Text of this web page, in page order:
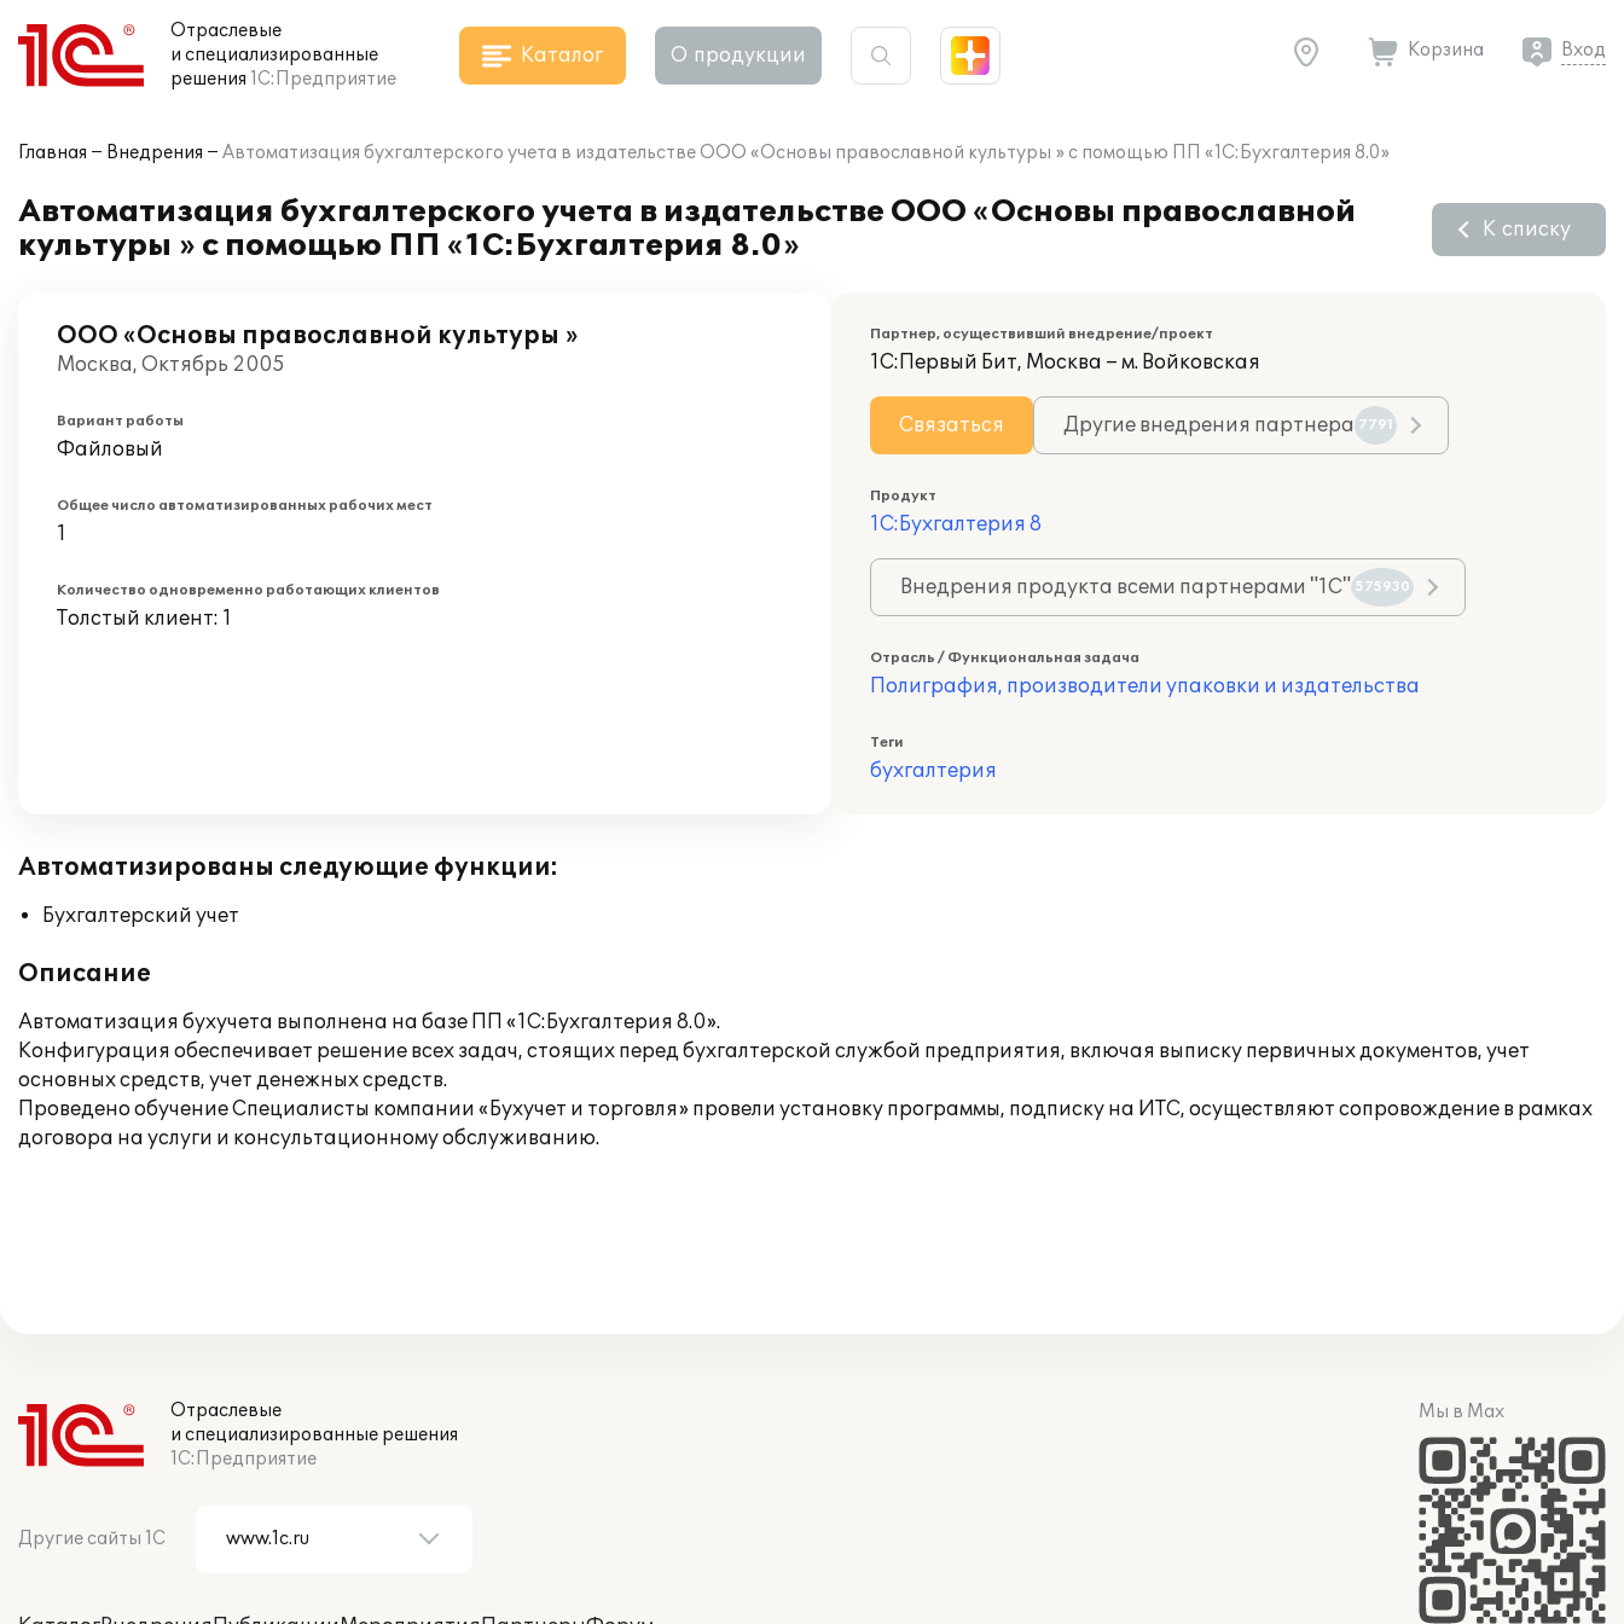
Отраслевые
и специализированные
решения 1С:Предприятие
Каталог О продукции Корзина Вход
Главная Внедрения Автоматизация бухгалтерского учета в издательстве ООО «Основы православной культуры » с помощью ПП «1С:Бухгалтерия 8.0»
Автоматизация бухгалтерского учета в издательстве ООО «Основы православной
культуры » с помощью ПП «1С:Бухгалтерия 8.0»
К списку
ООО «Основы православной культуры »
Москва, Октябрь 2005
Вариант работы
Файловый
Общее число автоматизированных рабочих мест
1
Количество одновременно работающих клиентов
Толстый клиент: 1
Партнер, осуществивший внедрение/проект
1С:Первый Бит, Москва – м. Войковская
Связаться Другие внедрения партнера 7791
Продукт
1С:Бухгалтерия 8
Внедрения продукта всеми партнерами "1С" 575930
Отрасль / Функциональная задача
Полиграфия, производители упаковки и издательства
Теги
бухгалтерия
Автоматизированы следующие функции:
Бухгалтерский учет
Описание
Автоматизация бухучета выполнена на базе ПП «1С:Бухгалтерия 8.0».
Конфигурация обеспечивает решение всех задач, стоящих перед бухгалтерской службой предприятия, включая выписку первичных документов, учет
основных средств, учет денежных средств.
Проведено обучение Специалисты компании «Бухучет и торговля» провели установку программы, подписку на ИТС, осуществляют сопровождение в рамках
договора на услуги и консультационному обслуживанию.
Отраслевые
и специализированные решения
1С:Предприятие
Другие сайты 1С
Мы в Max